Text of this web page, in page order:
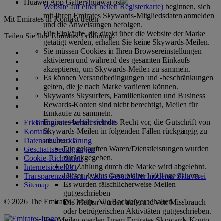
Website auf einer neuen Registerkarte) beginnen, sich
mit Ihren Emirates Skywards-Mitgliedsdaten anmelden
und die Anweisungen befolgen.
Für Einkäufe, die direkt über die Website der Marke
getätigt werden, erhalten Sie keine Skywards-Meilen.
Sie müssen Cookies in Ihren Browsereinstellungen
aktivieren und während des gesamten Einkaufs
akzeptieren, um Skywards-Meilen zu sammeln.
Es können Versandbedingungen und -beschränkungen
gelten, die je nach Marke variieren können.
Skywards Skysurfers, Familienkonten und Business
Rewards-Konten sind nicht berechtigt, Meilen für
Einkäufe zu sammeln.
Emirates behält sich das Recht vor, die Gutschrift von
Skywards-Meilen in folgenden Fällen rückgängig zu
machen:
Die gekauften Waren/Dienstleistungen wurden
zurückgegeben.
Die Zahlung durch die Marke wird abgelehnt.
Dieser Zyklus kann bis zu 150 Tage dauern.
Es wurden fälschlicherweise Meilen
gutgeschrieben
Die Meilen wurden aufgrund von Missbrauch
oder betrügerischen Aktivitäten gutgeschrieben.
Huawei App Galleryhuawai os
Mit Emirates in Kontakt treten
Teilen Sie Ihre Emirates-Erfahrung.
Erklärung zur Barrierefreiheit
Kontakt
Datenschutzerklärung
Geschäftsbedingungen
Cookie-Richtlinien
Internetsicherheit
Transparenzerklärung zum Gesetz über moderne Sklaverei
Sitemap
© 2026 The Emirates Group. Alle Rechte vorbehalten.